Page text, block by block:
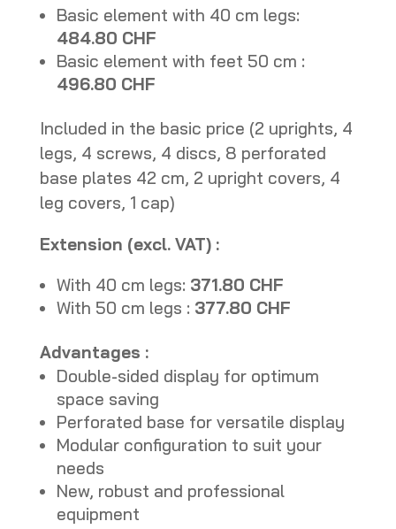
Basic element with 40 cm legs:
484.80 CHF
Basic element with feet 50 cm :
496.80 CHF
Included in the basic price (2 uprights, 4
legs, 4 screws, 4 discs, 8 perforated
base plates 42 cm, 2 upright covers, 4
leg covers, 1 cap)
Extension (excl. VAT) :
With 40 cm legs: 371.80 CHF
With 50 cm legs : 377.80 CHF
Advantages :
Double-sided display for optimum
space saving
Perforated base for versatile display
Modular configuration to suit your
needs
New, robust and professional
equipment